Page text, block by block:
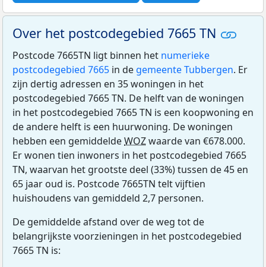
Over het postcodegebied 7665 TN
Postcode 7665TN ligt binnen het numerieke
postcodegebied 7665 in de gemeente Tubbergen. Er
zijn dertig adressen en 35 woningen in het
postcodegebied 7665 TN. De helft van de woningen
in het postcodegebied 7665 TN is een koopwoning en
de andere helft is een huurwoning. De woningen
hebben een gemiddeldeWOZwaarde van €678.000.
Er wonen tien inwoners in het postcodegebied 7665
TN, waarvan het grootste deel (33%) tussen de 45 en
65 jaar oud is. Postcode 7665TN telt vijftien
huishoudens van gemiddeld 2,7 personen.
De gemiddelde afstand over de weg tot de
belangrijkste voorzieningen in het postcodegebied
7665 TN is: